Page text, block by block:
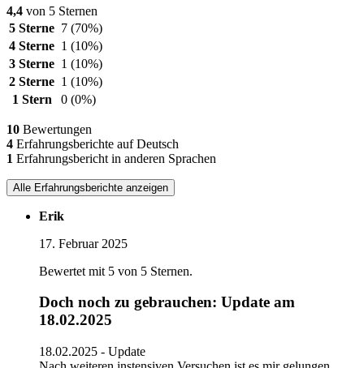
4,4 von 5 Sternen
5 Sterne 7 (70%)
4 Sterne 1 (10%)
3 Sterne 1 (10%)
2 Sterne 1 (10%)
1 Stern
0 (0%)
10 Bewertungen
4 Erfahrungsberichte auf Deutsch
1 Erfahrungsbericht in anderen Sprachen
Alle Erfahrungsberichte anzeigen
Erik
17. Februar 2025
Bewertet mit 5 von 5 Sternen.
Doch noch zu gebrauchen: Update am
18.02.2025
18.02.2025 - Update